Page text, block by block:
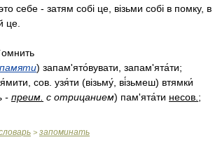
себе - затям собі це, візьми собі в помку, в
це.
) запам'ято́вувати, запам'ята́ти;
сов. узя́ти (візьму́, ві́зьмеш) втямки́
- преим. с отрицанием) пам'ята́ти несов. ;
> запоминать